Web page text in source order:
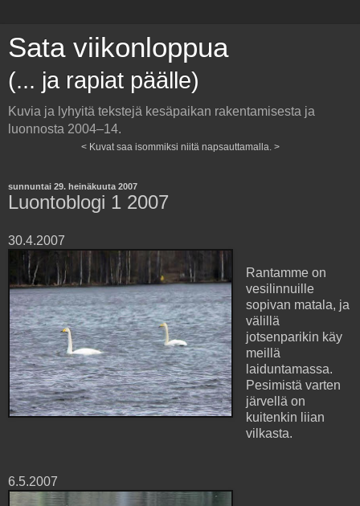
Sata viikonloppua
(... ja rapiat päälle)
Kuvia ja lyhyitä tekstejä kesäpaikan rakentamisesta ja
luonnosta 2004–14.
< Kuvat saa isommiksi niitä napsauttamalla. >
sunnuntai 29. heinäkuuta 2007
Luontoblogi 1 2007
30.4.2007
Rantamme on
vesilinnuille
sopivan matala, ja
välillä
jotsenparikin käy
meillä
laiduntamassa.
Pesimistä varten
järvellä on
kuitenkin liian
vilkasta.
6.5.2007